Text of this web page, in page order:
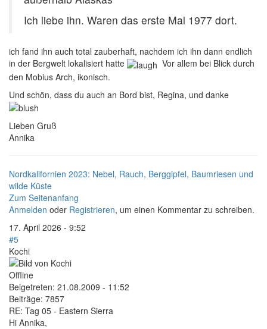
Ich liebe ihn. Waren das erste Mal 1977 dort.
ich fand ihn auch total zauberhaft, nachdem ich ihn dann endlich
in der Bergwelt lokalisiert hatte
Vor allem bei Blick durch
den Mobius Arch, ikonisch.
Und schön, dass du auch an Bord bist, Regina, und danke
Lieben Gruß
Annika
Nordkalifornien 2023: Nebel, Rauch, Berggipfel, Baumriesen und
wilde Küste
Zum Seitenanfang
Anmelden oder Registrieren, um einen Kommentar zu schreiben.
17. April 2026 - 9:52
#5
Kochi
Offline
Beigetreten: 21.08.2009 - 11:52
Beiträge: 7857
RE: Tag 05 - Eastern Sierra
Hi Annika,